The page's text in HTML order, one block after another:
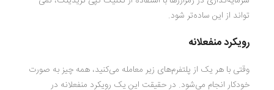
تواند از این ساده‌تر شود.
رویکرد منفعلانه
وقتی با هر یک از پلتفرم‌های زیر معامله می‌کنید، همه چیز به صورت
خودکار انجام می‌شود. در حقیقت این یک رویکرد منفعلانه در